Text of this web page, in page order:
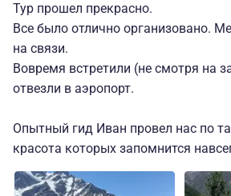
Тур прошел прекрасно.
Все было отлично организовано.
на связи.
Вовремя встретили (не смотря на
отвезли в аэропорт.
Опытный гид Иван провел нас по
красота которых запомнится